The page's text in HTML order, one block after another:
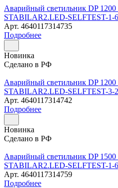
Аварийный светильник DP
STABILAR2.LED-SELFTEST-1-
Арт. 4640117314735
Подробнее
Новинка
Сделано в РФ
Аварийный светильник DP
STABILAR2.LED-SELFTEST-3-
Арт. 4640117314742
Подробнее
Новинка
Сделано в РФ
Аварийный светильник DP
STABILAR2.LED-SELFTEST-1-
Арт. 4640117314759
Подробнее